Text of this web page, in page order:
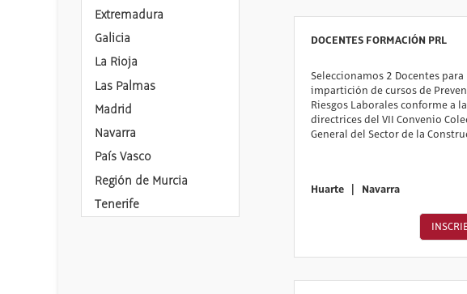
Extremadura
Galicia
La Rioja
Las Palmas
Madrid
Navarra
País Vasco
Región de Murcia
Tenerife
DOCENTES FORMACIÓN PRL
Seleccionamos 2 Docentes para
impartición de cursos de
Riesgos Laborales conforme a
directrices del VII Convenio
General del Sector de la
Huarte Navarra